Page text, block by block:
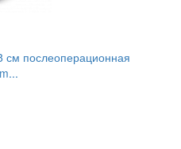
послеоперационная